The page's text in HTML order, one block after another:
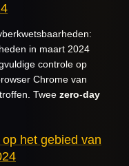
in maart 2024
controle op
Chrome van
Twee zero-day
het gebied van